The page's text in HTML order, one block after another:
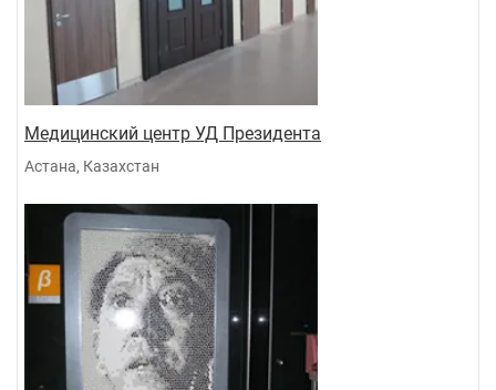
Медицинский центр УД Президента
Астана, Казахстан